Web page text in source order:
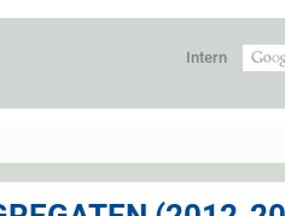
Intern